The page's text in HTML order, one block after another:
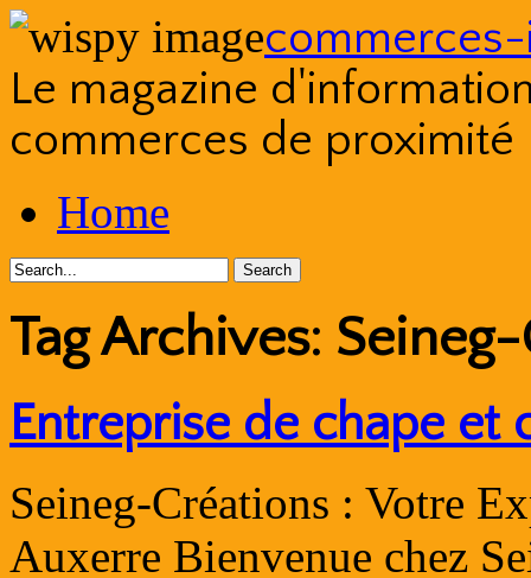
Le magazine
commerces de proximité
to
contentHome
Tag Archives:
Entreprise de chape et
Seineg-Créations : Votre
Auxerre Bienvenue chez